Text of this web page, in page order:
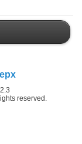
reserved.